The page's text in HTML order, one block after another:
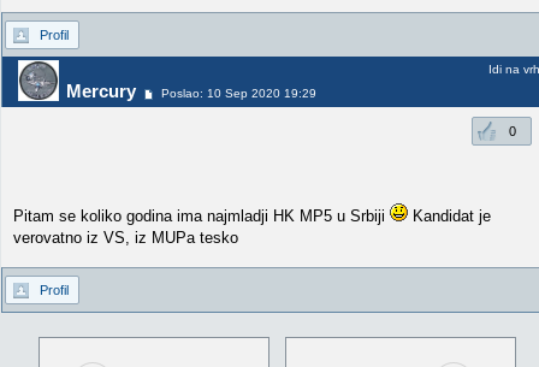
Profil
Mercury Poslao: 10 Sep 2020 19:29
Idi na vrh
0
Pitam se koliko godina ima najmladji HK MP5 u Srbiji
Kandidat je
verovatno iz VS, iz MUPa tesko
Profil